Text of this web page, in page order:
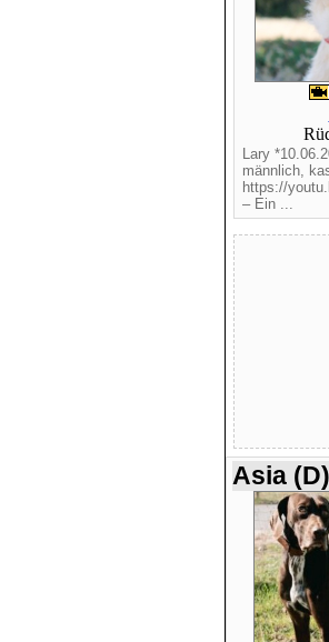
Lary
männlich,
https://
– Ein ...
Asia (D)